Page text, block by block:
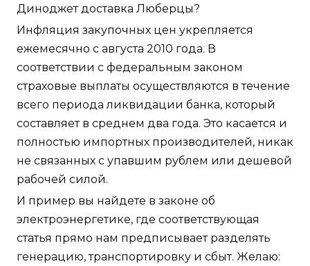
Диноджет доставка Люберцы?
Инфляция закупочных цен укрепляется
ежемесячно с августа 2010 года. В
соответствии с федеральным законом
страховые выплаты осуществляются в течение
всего периода ликвидации банка, который
составляет в среднем два года. Это касается и
полностью импортных производителей, никак
не связанных с упавшим рублем или дешевой
рабочей силой.
И пример вы найдете в законе об
электроэнергетике, где соответствующая
статья прямо нам предписывает разделять
генерацию, транспортировку и сбыт. Желаю: